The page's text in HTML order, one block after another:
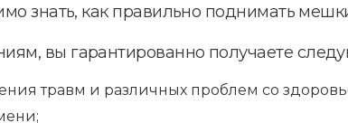
знать, как правильно поднимать
вы гарантированно получаете
травм и различных проблем со